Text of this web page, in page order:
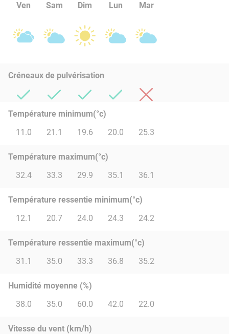
Ven Sam Dim Lun Mar
Créneaux de pulvérisation
Température minimum(°c)
11.0
21.1 19.6 20.0 25.3
Température maximum(°c)
32.4
33.3 29.9 35.1 36.1
Température ressentie minimum(°c)
12.1
20.7 24.0 24.3 24.2
Température ressentie maximum(°c)
31.1
35.0 33.3 36.8 35.2
Humidité moyenne (%)
38.0
35.0 60.0 42.0 22.0
Vitesse du vent (km/h)